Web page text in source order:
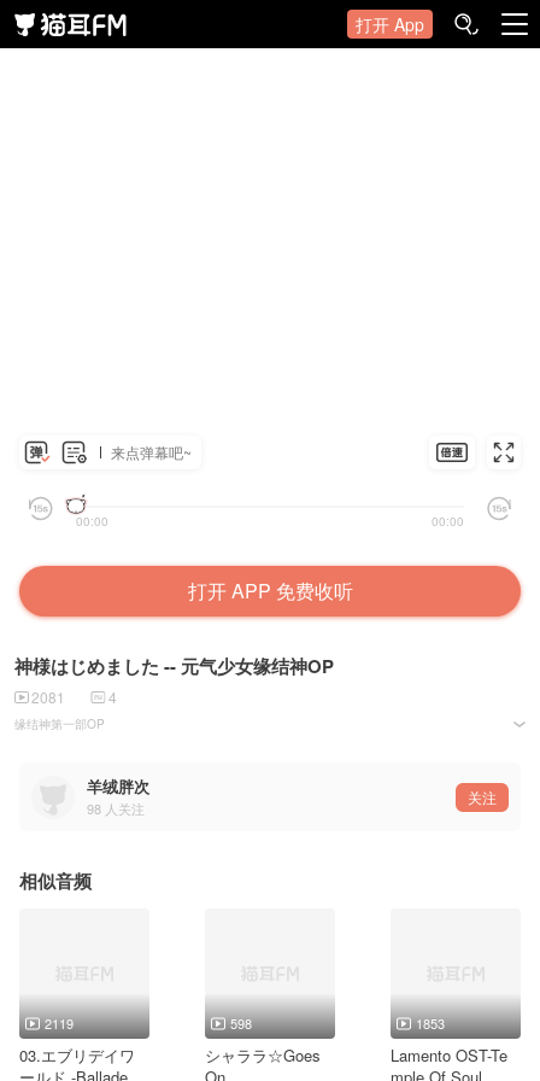
打开 App
来点弹幕吧~
00:00 00:00
打开 APP 免费收听
神様はじめました -- 元气少女缘结神OP
2081 4
缘结神第一部OP
谁来拯救我的少女心！
祝小雨生日快乐。@雨贱贱
羊绒胖次
98 人关注
关注
相似音频
2119
03.エブリデイワ
598
シャララ☆Goes
1853
Lamento OST-Te